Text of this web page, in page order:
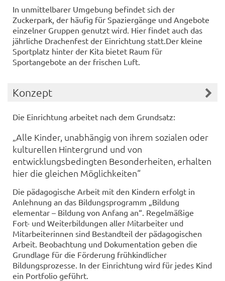
In unmittelbarer Umgebung befindet sich der
Zuckerpark, der häufig für Spaziergänge und Angebote
einzelner Gruppen genutzt wird. Hier findet auch das
jährliche Drachenfest der Einrichtung statt.Der kleine
Sportplatz hinter der Kita bietet Raum für
Sportangebote an der frischen Luft.
Konzept
Die Einrichtung arbeitet nach dem Grundsatz:
„Alle Kinder, unabhängig von ihrem sozialen oder
kulturellen Hintergrund und von
entwicklungsbedingten Besonderheiten, erhalten
hier die gleichen Möglichkeiten“
Die pädagogische Arbeit mit den Kindern erfolgt in
Anlehnung an das Bildungsprogramm „Bildung
elementar – Bildung von Anfang an“. Regelmäßige
Fort- und Weiterbildungen aller Mitarbeiter und
Mitarbeiterinnen sind Bestandteil der pädagogischen
Arbeit. Beobachtung und Dokumentation geben die
Grundlage für die Förderung frühkindlicher
Bildungsprozesse. In der Einrichtung wird für jedes Kind
ein Portfolio geführt.